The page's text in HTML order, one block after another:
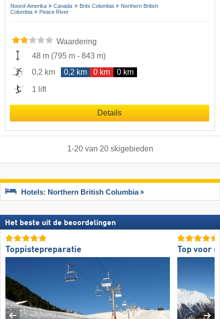
Noord-Amerika Canada Brits Colombia
Northern British
Columbia
Peace River
Waardering
48 m (795 m - 843 m)
0,2 km
0,2 km 0 km 0 km
1 lift
Details
1-20van 20 skigebieden
Hotels: Northern British Columbia
Het beste uit de beoordelingen
Toppistepreparatie Top voor